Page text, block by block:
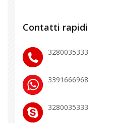
Contatti rapidi
3280035333
3391666968
3280035333